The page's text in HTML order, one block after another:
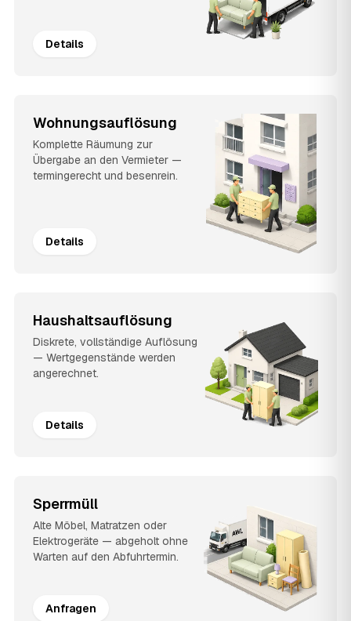
Details
Wohnungsauflösung
Komplette Räumung zur
Übergabe an den Vermieter —
termingerecht und besenrein.
Details
Haushaltsauflösung
Diskrete, vollständige Auflösung
— Wertgegenstände werden
angerechnet.
Details
Sperrmüll
Alte Möbel, Matratzen oder
Elektrogeräte — abgeholt ohne
Warten auf den Abfuhrtermin.
Anfragen